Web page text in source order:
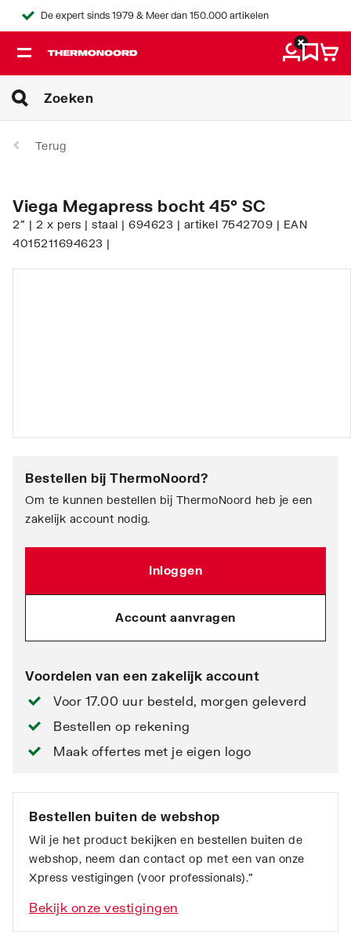
De expert sinds 1979 & Meer dan 150.000 artikelen
Terug
Viega Megapress bocht 45° SC
2" | 2 x pers | staal | 694623 | artikel 7542709 | EAN
4015211694623 |
Bestellen bij ThermoNoord?
Om te kunnen bestellen bij ThermoNoord heb je een
zakelijk account nodig.
Inloggen
Account aanvragen
Voordelen van een zakelijk account
Voor 17.00 uur besteld, morgen geleverd
Bestellen op rekening
Maak offertes met je eigen logo
Bestellen buiten de webshop
Wil je het product bekijken en bestellen buiten de
webshop, neem dan contact op met een van onze
Xpress vestigingen (voor professionals).”
Bekijk onze vestigingen